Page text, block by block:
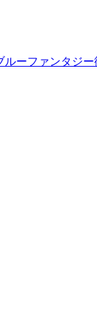
ーファンタジー